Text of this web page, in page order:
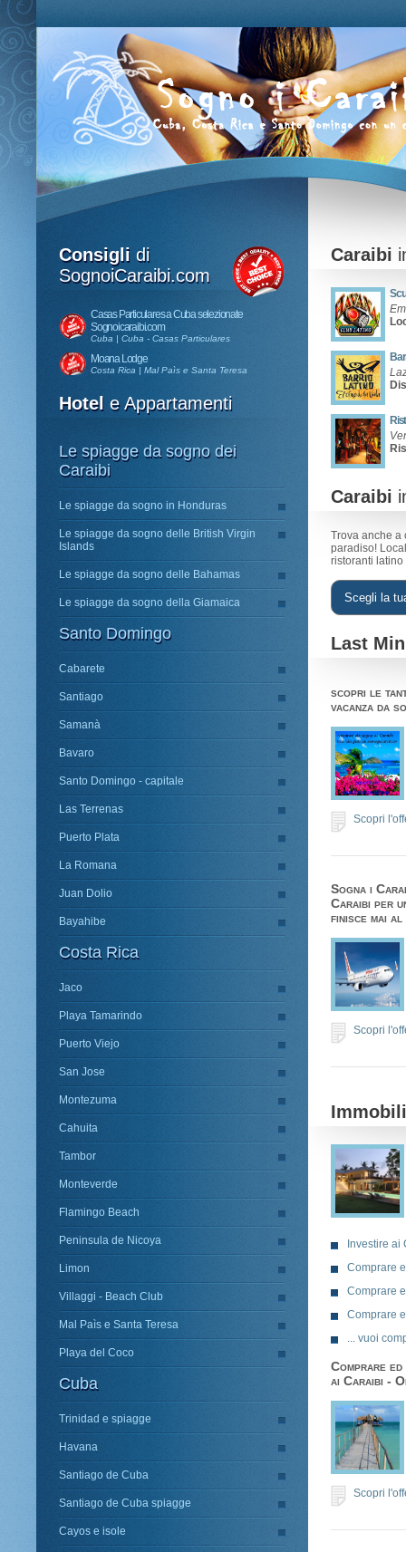
Consigli di
SognoiCaraibi.com
Casas Particulares a Cuba selezionate
Sognoicaraibi.com
Cuba | Cuba - Casas Particulares
Moana Lodge
Costa Rica | Mal Paìs e Santa Teresa
Hotel e Appartamenti
Le spiagge da sogno dei
Caraibi
Le spiagge da sogno in Honduras
Le spiagge da sogno delle British Virgin
Islands
Le spiagge da sogno delle Bahamas
Le spiagge da sogno della Giamaica
Santo Domingo
Cabarete
Santiago
Samanà
Bavaro
Santo Domingo - capitale
Las Terrenas
Puerto Plata
La Romana
Juan Dolio
Bayahibe
Costa Rica
Jaco
Playa Tamarindo
Puerto Viejo
San Jose
Montezuma
Cahuita
Tambor
Monteverde
Flamingo Beach
Peninsula de Nicoya
Limon
Villaggi - Beach Club
Mal Paìs e Santa Teresa
Playa del Coco
Cuba
Trinidad e spiagge
Havana
Santiago de Cuba
Santiago de Cuba spiagge
Cayos e isole
Caraibi
Caraibi
Trova anche a
paradiso!
ristoranti
Last
scopri le
vacanza da
Scopri
Sogna i
Caraibi per
finisce mai
Scopri
Investire ai
Comprare
Comprare
Comprare
... vuoi
Comprare
ai Caraibi -
Scopri